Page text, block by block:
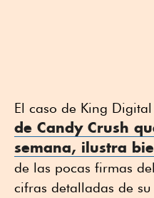
El caso de King
de Candy Crush
semana, ilustra
de las pocas firmas
cifras detalladas de